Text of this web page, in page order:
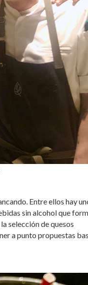
Entre ellos hay
sin alcohol que
selección de quesos
a punto propuestas